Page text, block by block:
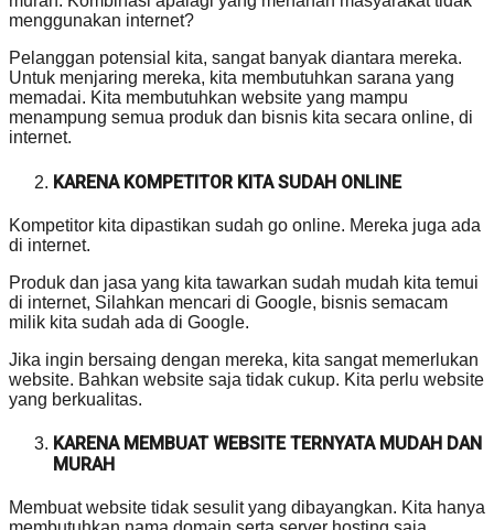
menggunakan internet?
Pelanggan potensial kita, sangat banyak diantara mereka.
Untuk menjaring mereka, kita membutuhkan sarana yang
memadai. Kita membutuhkan website yang mampu
menampung semua produk dan bisnis kita secara online, di
internet.
KARENA KOMPETITOR KITA SUDAH ONLINE
Kompetitor kita dipastikan sudah go online. Mereka juga ada
di internet.
Produk dan jasa yang kita tawarkan sudah mudah kita temui
di internet, Silahkan mencari di Google, bisnis semacam
milik kita sudah ada di Google.
Jika ingin bersaing dengan mereka, kita sangat memerlukan
website. Bahkan website saja tidak cukup. Kita perlu website
yang berkualitas.
KARENA MEMBUAT WEBSITE TERNYATA MUDAH DAN
MURAH
Membuat website tidak sesulit yang dibayangkan. Kita hanya